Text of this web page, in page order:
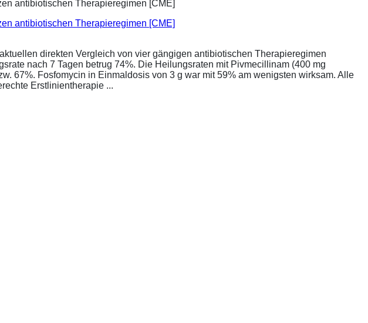
antibiotischen Therapieregimen [CME]
direkten Vergleich von vier gängigen antibiotischen Therapieregimen
nach 7 Tagen betrug 74%. Die Heilungsraten mit Pivmecillinam (400 mg
67%. Fosfomycin in Einmaldosis von 3 g war mit 59% am wenigsten wirksam. Alle
Erstlinientherapie ...